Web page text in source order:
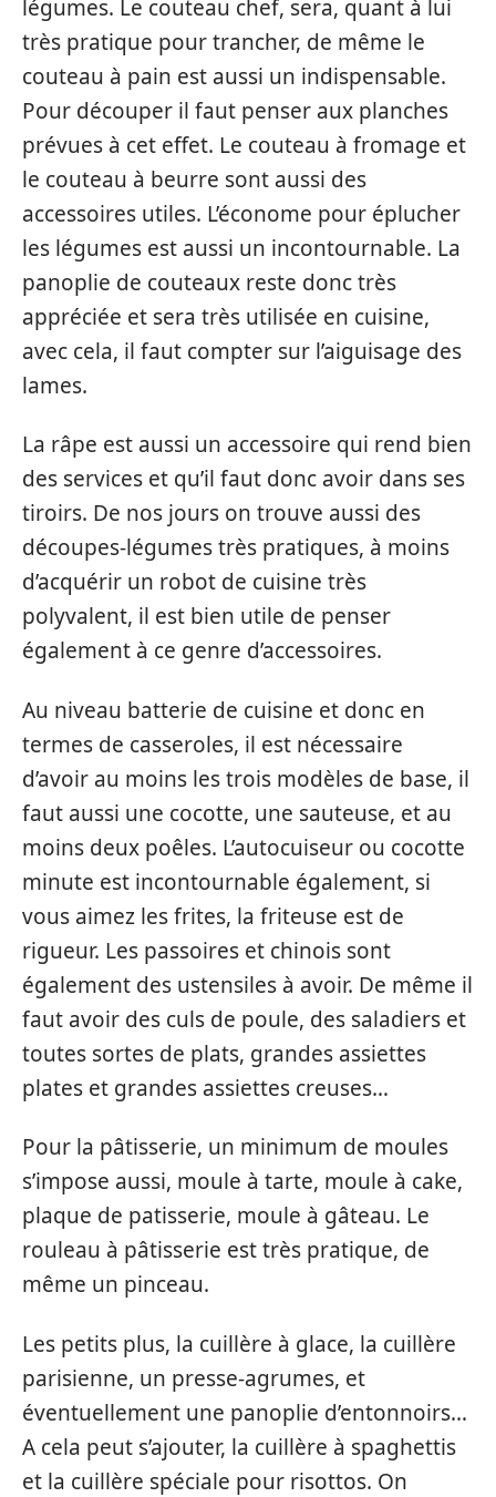
légumes. Le couteau chef, sera, quant à lui
très pratique pour trancher, de même le
couteau à pain est aussi un indispensable.
Pour découper il faut penser aux planches
prévues à cet effet. Le couteau à fromage et
le couteau à beurre sont aussi des
accessoires utiles. L’économe pour éplucher
les légumes est aussi un incontournable. La
panoplie de couteaux reste donc très
appréciée et sera très utilisée en cuisine,
avec cela, il faut compter sur l’aiguisage des
lames.
La râpe est aussi un accessoire qui rend bien
des services et qu’il faut donc avoir dans ses
tiroirs. De nos jours on trouve aussi des
découpes-légumes très pratiques, à moins
d’acquérir un robot de cuisine très
polyvalent, il est bien utile de penser
également à ce genre d’accessoires.
Au niveau batterie de cuisine et donc en
termes de casseroles, il est nécessaire
d’avoir au moins les trois modèles de base, il
faut aussi une cocotte, une sauteuse, et au
moins deux poêles. L’autocuiseur ou cocotte
minute est incontournable également, si
vous aimez les frites, la friteuse est de
rigueur. Les passoires et chinois sont
également des ustensiles à avoir. De même il
faut avoir des culs de poule, des saladiers et
toutes sortes de plats, grandes assiettes
plates et grandes assiettes creuses…
Pour la pâtisserie, un minimum de moules
s’impose aussi, moule à tarte, moule à cake,
plaque de patisserie, moule à gâteau. Le
rouleau à pâtisserie est très pratique, de
même un pinceau.
Les petits plus, la cuillère à glace, la cuillère
parisienne, un presse-agrumes, et
éventuellement une panoplie d’entonnoirs…
A cela peut s’ajouter, la cuillère à spaghettis
et la cuillère spéciale pour risottos. On